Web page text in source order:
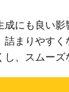
にも良い影
まりやす
、スムーズ